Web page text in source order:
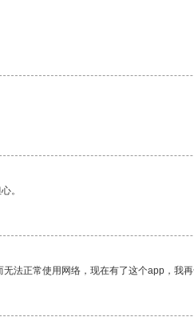
。
法正常使用网络，现在有了这个app，我再